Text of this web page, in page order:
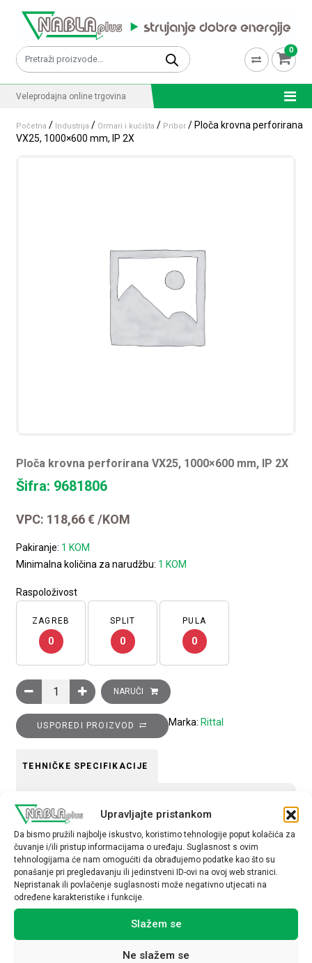
Upravljajte pristankom
Da bismo pružili najbolje iskustvo, koristimo tehnologije poput kolačića za
čuvanje i/ili pristup informacijama o uređaju. Suglasnost s ovim
tehnologijama će nam omogućiti da obrađujemo podatke kao što su
ponašanje pri pregledavanju ili jedinstveni ID-ovi na ovoj web stranici.
Nepristanak ili povlačenje suglasnosti može negativno utjecati na
određene karakteristike i funkcije.
Slažem se
Ne slažem se
Pretraži: 0
Veleprodajna online trgovina
Početna / Industrija / Ormari i kućišta / Pribor / Ploča krovna perforirana
VX25, 1000×600 mm, IP 2X
Ploča krovna perforirana VX25, 1000×600 mm, IP 2X
Šifra: 9681806
VPC: 118,66€ /KOM
Pakiranje: 1 KOM
Minimalna količina za narudžbu: 1 KOM
Raspoloživost
ZAGREB
0
SPLIT
0
PULA
0
Ploča krovna perforirana VX25, 1000×600 mm, IP 2X količina
NARUČI
USPOREDI PROIZVOD Marka: Rittal
TEHNIČKE SPECIFIKACIJE
Pribor za ormare
Metalni
Povezani proizvodi